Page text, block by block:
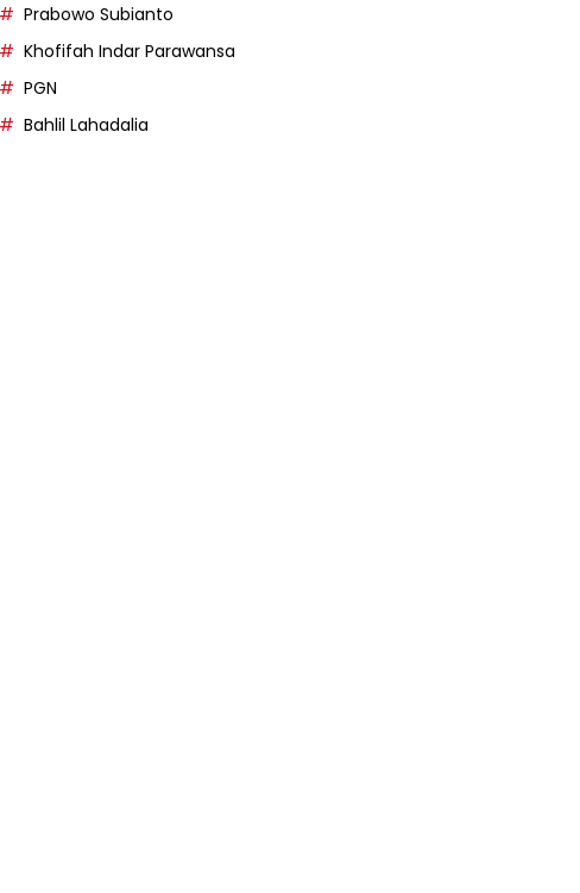
Prabowo Subianto
Khofifah Indar Parawansa
PGN
Bahlil Lahadalia